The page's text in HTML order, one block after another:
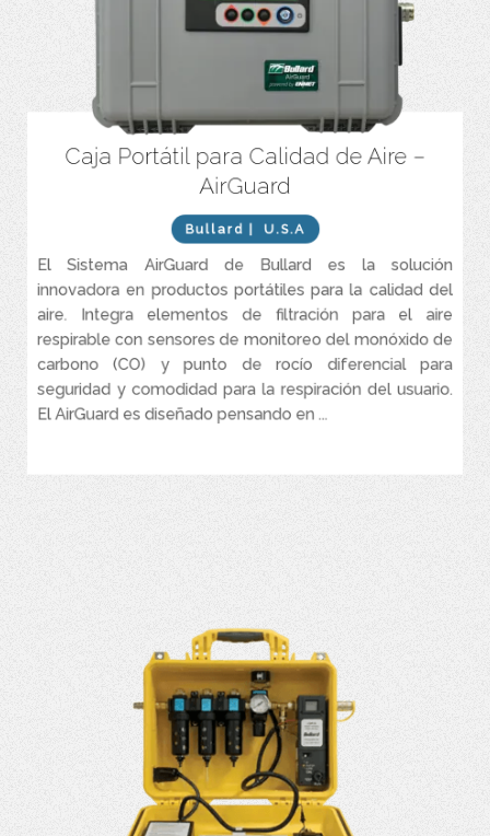
Caja Portátil para Calidad de Aire –
AirGuard
Bullard | U.S.A
El Sistema AirGuard de Bullard es la solución
innovadora en productos portátiles para la calidad del
aire. Integra elementos de filtración para el aire
respirable con sensores de monitoreo del monóxido de
carbono (CO) y punto de rocío diferencial para
seguridad y comodidad para la respiración del usuario.
El AirGuard es diseñado pensando en ...
Disponible en 4 tamaños: 1, 2, 4 y 8 salidas
Alarmas de advertencias visuales y audibles. Indicador de cambio
Sistema de filtración de 3 etapas que elimina aceite, agua,
partículas sólidas, olores y sabores del sistema.
Válvula de alivio. Regulador de presión
Sensores de CO y punto de rocío diferencial
Puerto de calibración de conexión rápida externa
Caja Portátil: con pilas, recargable. Estuche robusto Pelican®